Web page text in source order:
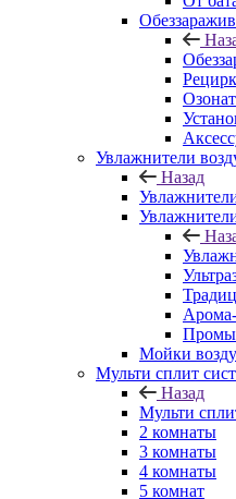
Увлажнители
Назад
Мойки
Мульти сплит
Назад
Мульти
2 комнаты
3 комнаты
4 комнаты
5 комнат